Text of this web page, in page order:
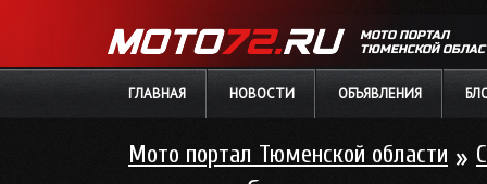
МОТО ПОРТАЛ
ТЮМЕНСКОЙ
ГЛАВНАЯ НОВОСТИ ОБЪЯВЛЕНИЯ
Мото портал Тюменской области »